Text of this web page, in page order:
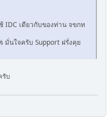
IDC เดียวกับของท่าน จขกท
มั่นใจครับ Support ฝรั่งคุย
รับ